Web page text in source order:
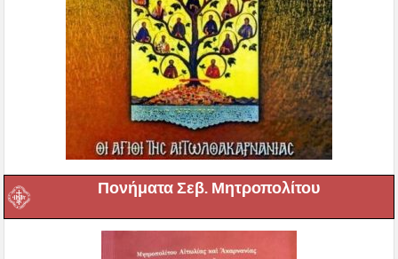
Πονήματα Σεβ. Μητροπολίτου